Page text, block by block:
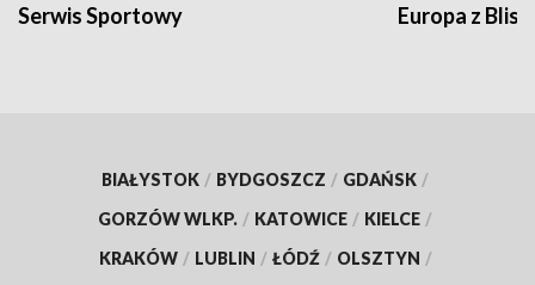
Serwis Sportowy Europa z
BIAŁYSTOK / BYDGOSZCZ / GDAŃSK /
GORZÓW WLKP. / KATOWICE / KIELCE /
KRAKÓW / LUBLIN / ŁÓDŹ / OLSZTYN /